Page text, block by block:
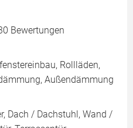
Bewertungen
Rollläden,
Außendämmung
Dach / Dachstuhl, Wand /